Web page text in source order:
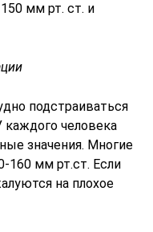
мм рт. ст. и
подстраиваться
каждого человека
значения. Многие
160 мм рт.ст. Если
на плохое